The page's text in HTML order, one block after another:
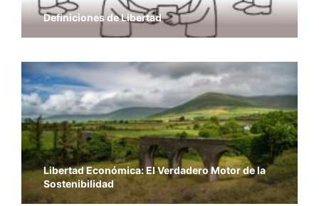
Definiciones de Libertad
Libertad Económica: El Verdadero Motor de la
Sostenibilidad